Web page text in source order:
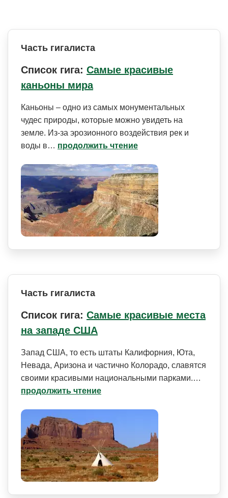
Часть гигалиста
Список гига: Самые красивые
каньоны мира
Каньоны – одно из самых монументальных
чудес природы, которые можно увидеть на
земле. Из-за эрозионного воздействия рек и
воды в… продолжить чтение
Часть гигалиста
Список гига: Самые красивые места
на западе США
Запад США, то есть штаты Калифорния, Юта,
Невада, Аризона и частично Колорадо, славятся
своими красивыми национальными парками.…
продолжить чтение